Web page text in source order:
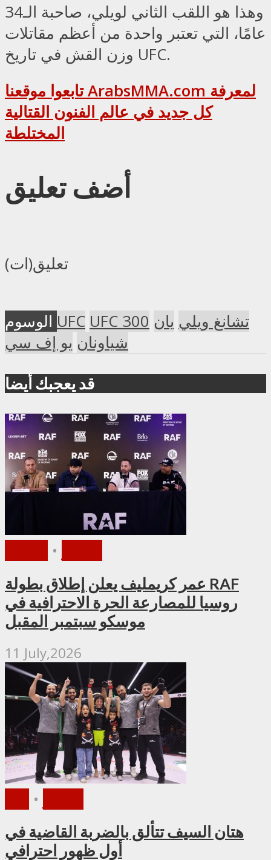
وهذا هو اللقب الثاني لويلي، صاحبة الـ34
عامًا، التي تعتبر واحدة من أعظم مقاتلات
وزن القش في تاريخ UFC.
تابعوا موقعنا ArabsMMA.com لمعرفة
كل جديد في عالم الفنون القتالية
المختلطة
أضف تعليق
تعليق(ات)
UFC UFC 300 تشانغ ويلي يان
شياونان يو إف سي
قد يعجبك أيضا
•
عمر كريمليف يعلن إطلاق بطولة RAF
روسيا للمصارعة الحرة الاحترافية في
موسكو سبتمبر المقبل
11 July,2026
•
هتان السيف تتألق بالضربة القاضية في
أول ظهور احترافي